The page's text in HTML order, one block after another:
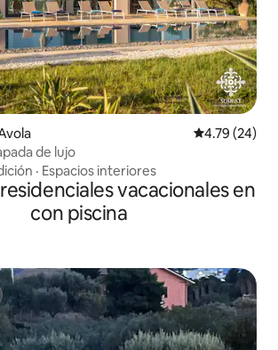
Calificación
4.79 (24)
de lujo
· Espacios interiores
vacacionales en
con piscina